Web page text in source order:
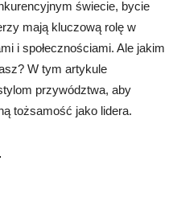
świecie, bycie
mają kluczową rolę w
i społecznościami. Ale jakim
W tym artykule
przywództwa, aby
tożsamość jako lidera.